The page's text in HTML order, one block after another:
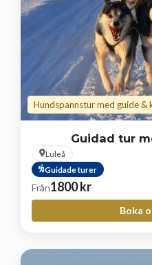
Hundspannstur med guide &
Guidad tur
Luleå
Guidade turer
Från1800kr
Boka